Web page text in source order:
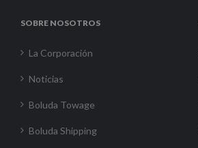
SOBRE NOSOTROS
La Corporación
Noticias
Boluda Towage
Boluda Shipping